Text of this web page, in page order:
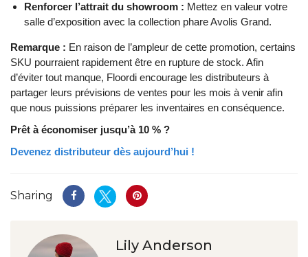
Renforcer l’attrait du showroom : Mettez en valeur votre
salle d’exposition avec la collection phare Avolis Grand.
Remarque : En raison de l’ampleur de cette promotion, certains
SKU pourraient rapidement être en rupture de stock. Afin
d’éviter tout manque, Floordi encourage les distributeurs à
partager leurs prévisions de ventes pour les mois à venir afin
que nous puissions préparer les inventaires en conséquence.
Prêt à économiser jusqu’à 10 % ?
Devenez distributeur dès aujourd’hui !
Sharing
Lily Anderson